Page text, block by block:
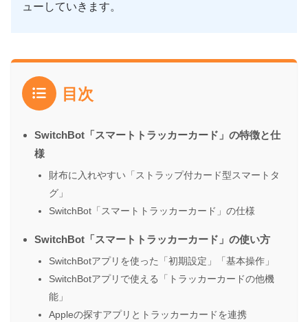
ューしていきます。
目次
SwitchBot「スマートトラッカーカード」の特徴と仕
様
財布に入れやすい「ストラップ付カード型スマートタ
グ」
SwitchBot「スマートトラッカーカード」の仕様
SwitchBot「スマートトラッカーカード」の使い方
SwitchBotアプリを使った「初期設定」「基本操作」
SwitchBotアプリで使える「トラッカーカードの他機
能」
Appleの探すアプリとトラッカーカードを連携